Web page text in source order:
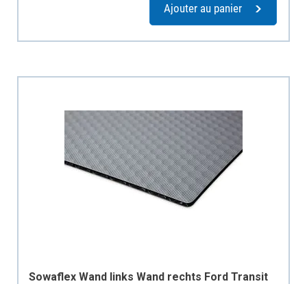
Ajouter au panier
Sowaflex Wand links Wand rechts Ford Transit